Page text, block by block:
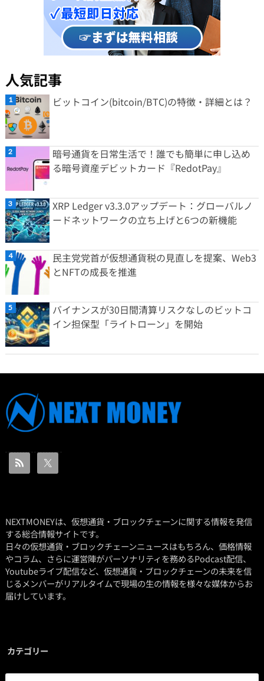
人気記事
ビットコイン(bitcoin/BTC)の特徴・詳細とは？
暗号通貨を日常生活で！誰でも簡単に申し込め
る暗号資産デビットカード『RedotPay』
XRP Ledger v3.3.0アップデート：グローバルノ
ードネットワークの立ち上げと6つの新機能
民主党党首が仮想通貨税の見直しを提案、Web3
とNFTの成長を推進
バイナンスが30日間清算リスクなしのビットコ
イン担保型「ライトローン」を開始
NEXTMONEYは、仮想通貨・ブロックチェーンに関する情報を発信
する総合情報サイトです。
日々の仮想通貨・ブロックチェーンニュースはもちろん、価格情報
やコラム、さらに運営陣がパーソナリティを務めるPodcast配信、
Youtubeライブ配信など、仮想通貨・ブロックチェーンの未来を信
じるメンバーがリアルタイムで現場の生の情報を様々な媒体からお
届けしています。
カテゴリー